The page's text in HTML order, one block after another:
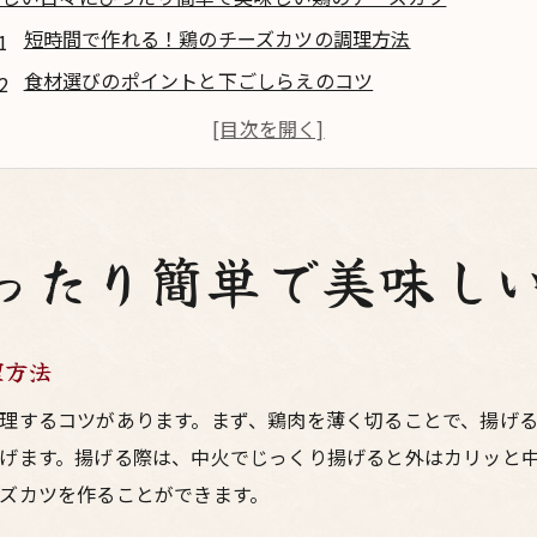
短時間で作れる！鶏のチーズカツの調理方法
食材選びのポイントと下ごしらえのコツ
忙しい主婦におすすめ！時短テクニック
冷蔵庫にあるもので簡単に作れる鶏のチーズカツ
ーシーな鳥料理家庭で楽しむ鶏のチーズカツレシピ
鶏のチーズカツに合うソースの作り方
家庭で簡単に作れる！ジューシー鶏のチーズカツの秘訣
鶏のチーズカツをもっと美味しくする揚げ方のコツ
副菜との相性抜群！鶏のチーズカツの献立提案
たり簡単で美味し
法
するコツがあります。まず、鶏肉を薄く切ることで、揚げ
ます。揚げる際は、中火でじっくり揚げると外はカリッと
ツを作ることができます。